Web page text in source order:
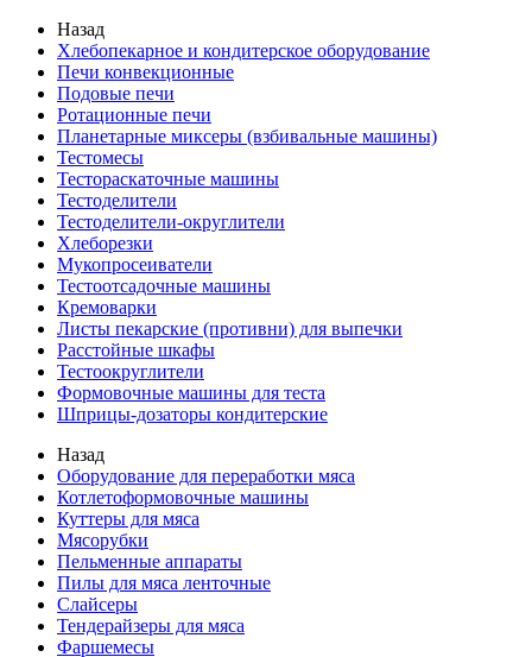
Назад
Хлебопекарное и кондитерское оборудование
Печи конвекционные
Подовые печи
Ротационные печи
Планетарные миксеры (взбивальные машины)
Тестомесы
Тестораскаточные машины
Тестоделители
Тестоделители-округлители
Хлеборезки
Мукопросеиватели
Тестоотсадочные машины
Кремоварки
Листы пекарские (противни) для выпечки
Расстойные шкафы
Тестоокруглители
Формовочные машины для теста
Шприцы-дозаторы кондитерские
Назад
Оборудование для переработки мяса
Котлетоформовочные машины
Куттеры для мяса
Мясорубки
Пельменные аппараты
Пилы для мяса ленточные
Слайсеры
Тендерайзеры для мяса
Фаршемесы